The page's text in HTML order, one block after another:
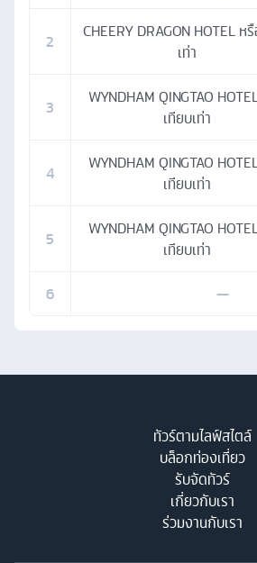
2
CHEERY DRAGON HOTEL ห
เท่า
3
WYNDHAM QINGTAO
เทียบเท่า
4
WYNDHAM QINGTAO
เทียบเท่า
5
WYNDHAM QINGTAO
เทียบเท่า
6
—
ทัวร์ตามไลฟ์สไตล์
บล็อกท่องเที่ยว
รับจัดทัวร์
เกี่ยวกับเรา
ร่วมงานกับเรา